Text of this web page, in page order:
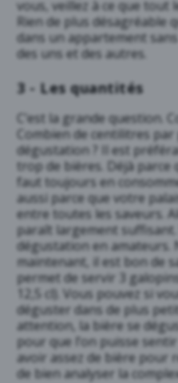
vous, veillez à ce que tout
Rien de plus désagréable
dans un appartement
des uns et des autres.
3 - Les quantités
C’est la grande question.
Combien de centilitres
dégustation ? Il est
trop de bières. Déjà parce
faut toujours en
aussi parce que votre
entre toutes les saveurs.
paraît largement
dégustation en amateurs.
maintenant, il est bon de
permet de servir 3
12,5 cl). Vous pouvez si
déguster dans de plus
attention, la bière se
pour que l’on puisse
avoir assez de bière pour
de bien analyser la